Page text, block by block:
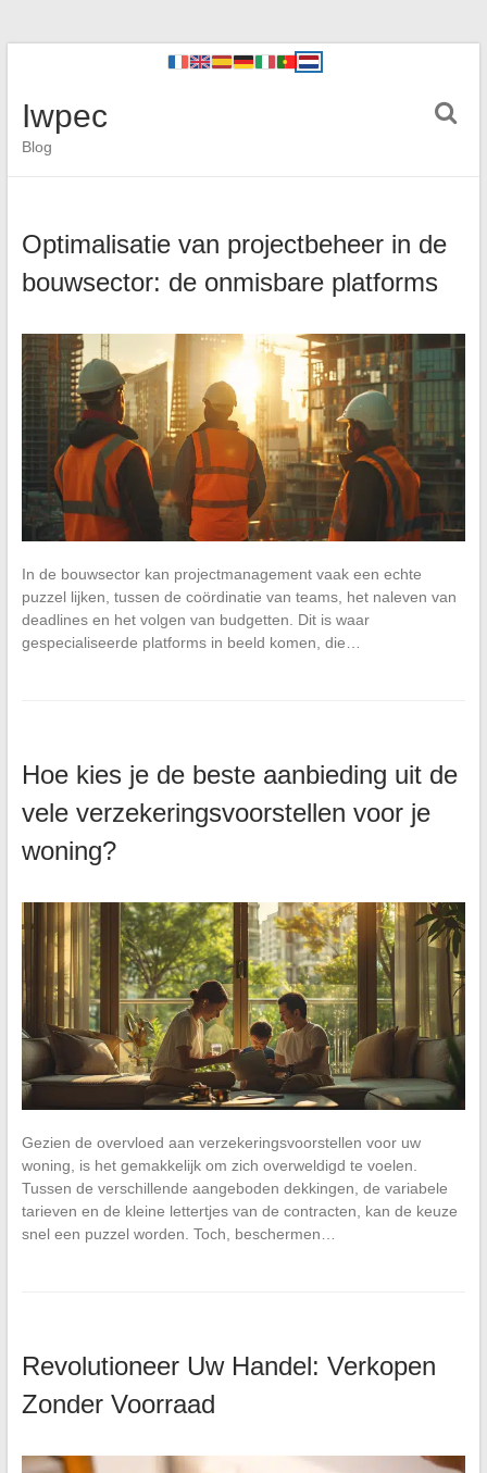
Iwpec
Blog
Optimalisatie van projectbeheer in de
bouwsector: de onmisbare platforms
In de bouwsector kan projectmanagement vaak een echte
puzzel lijken, tussen de coördinatie van teams, het naleven van
deadlines en het volgen van budgetten. Dit is waar
gespecialiseerde platforms in beeld komen, die…
Hoe kies je de beste aanbieding uit de
vele verzekeringsvoorstellen voor je
woning?
Gezien de overvloed aan verzekeringsvoorstellen voor uw
woning, is het gemakkelijk om zich overweldigd te voelen.
Tussen de verschillende aangeboden dekkingen, de variabele
tarieven en de kleine lettertjes van de contracten, kan de keuze
snel een puzzel worden. Toch, beschermen…
Revolutioneer Uw Handel: Verkopen
Zonder Voorraad